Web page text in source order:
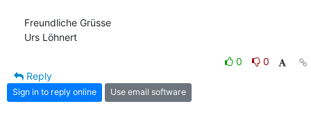
Freundliche Grüsse
Urs Löhnert
0
0
Reply
Sign in to reply online Use email software